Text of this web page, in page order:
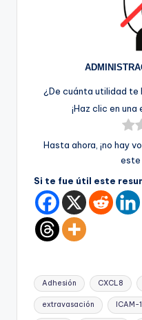
¿De cuánta utilidad
¡Haz clic en
Hasta ahora, ¡no hay
este
Si te fue útil este
Etiquetas:
Adhesión CXCL8
extravasación ICAM-1